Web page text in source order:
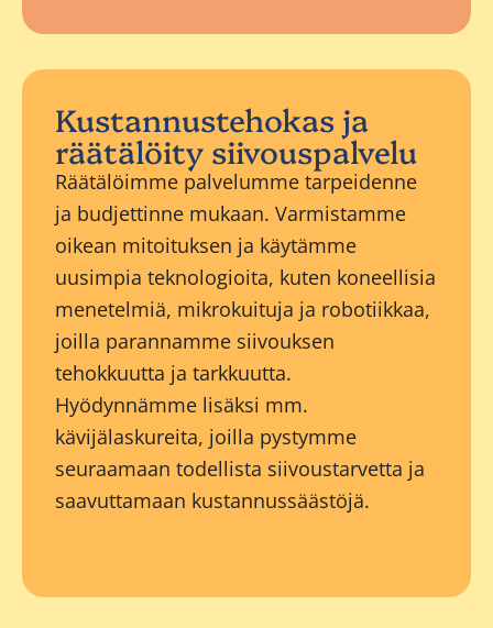
Kustannustehokas ja
räätälöity siivouspalvelu
Räätälöimme palvelumme tarpeidenne
ja budjettinne mukaan. Varmistamme
oikean mitoituksen ja käytämme
uusimpia teknologioita, kuten koneellisia
menetelmiä, mikrokuituja ja robotiikkaa,
joilla parannamme siivouksen
tehokkuutta ja tarkkuutta.
Hyödynnämme lisäksi mm.
kävijälaskureita, joilla pystymme
seuraamaan todellista siivoustarvetta ja
saavuttamaan kustannussäästöjä.